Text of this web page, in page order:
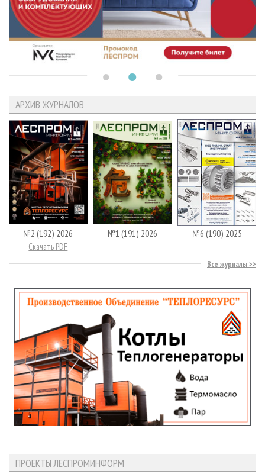
АРХИВ ЖУРНАЛОВ
№2 (192) 2026
Скачать PDF
№1 (191) 2026 №6 (190) 2025
Все журналы
ПРОЕКТЫ ЛЕСПРОМИНФОРМ